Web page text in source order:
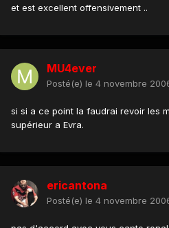
et est excellent offensivement ..
MU4ever
Posté(e) le 4 novembre
si si a ce point la faudrai revoir les
supérieur a Evra.
ericantona
Posté(e) le 4 novembre